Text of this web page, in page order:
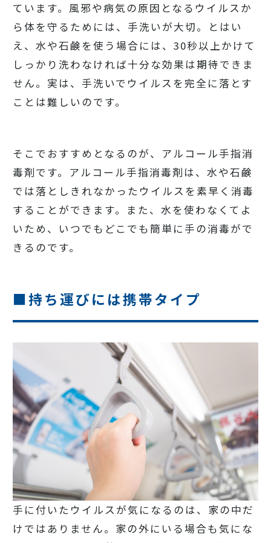
ています。風邪や病気の原因となるウイルスか
ら体を守るためには、手洗いが大切。とはい
え、水や石鹸を使う場合には、30秒以上かけて
しっかり洗わなければ十分な効果は期待できま
せん。実は、手洗いでウイルスを完全に落とす
ことは難しいのです。
そこでおすすめとなるのが、アルコール手指消
毒剤です。アルコール手指消毒剤は、水や石鹸
では落としきれなかったウイルスを素早く消毒
することができます。また、水を使わなくてよ
いため、いつでもどこでも簡単に手の消毒がで
きるのです。
■持ち運びには携帯タイプ
手に付いたウイルスが気になるのは、家の中だ
けではありません。家の外にいる場合も気にな